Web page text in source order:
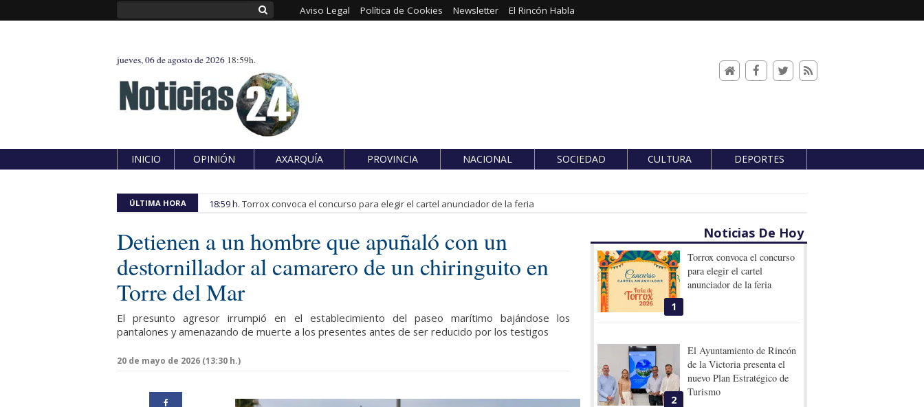
Aviso Legal Política de Cookies Newsletter El Rincón Habla
jueves, 06 de agosto de 2026 18:59h.
INICIO OPINIÓN AXARQUÍA PROVINCIA NACIONAL SOCIEDAD CULTURA DEPORTES
ÚLTIMA HORA 18:59 h. Torrox convoca el concurso para elegir el cartel anunciador de la feria
Detienen a un hombre que apuñaló con un
destornillador al camarero de un chiringuito en
Torre del Mar
El presunto agresor irrumpió en el establecimiento del paseo marítimo bajándose los
pantalones y amenazando de muerte a los presentes antes de ser reducido por los testigos
20 de mayo de 2026 (13:30 h.)
Noticias De Hoy
1
Torrox convoca el concurso
para elegir el cartel
anunciador de la feria
2
El Ayuntamiento de Rincón
de la Victoria presenta el
nuevo Plan Estratégico de
Turismo